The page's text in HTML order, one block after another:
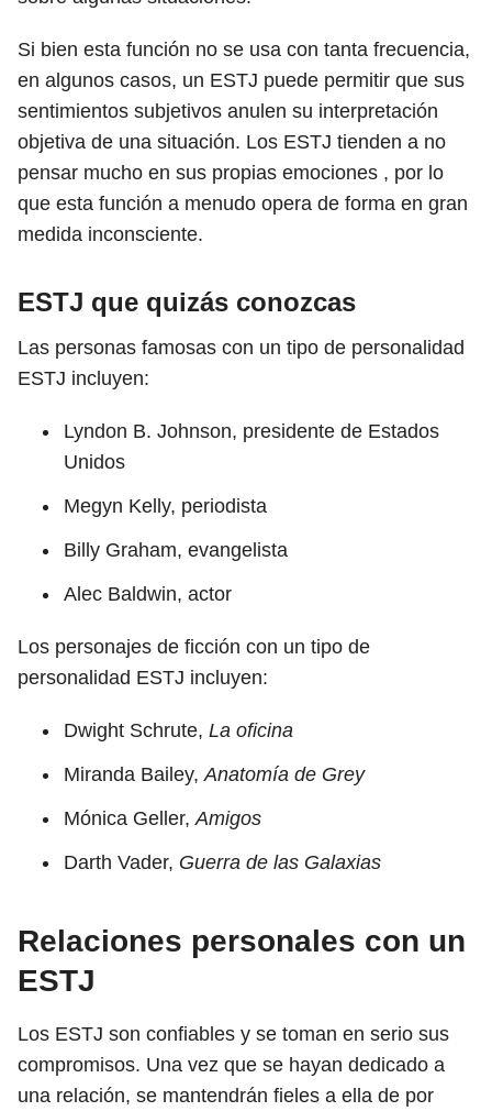
Si bien esta función no se usa con tanta frecuencia,
en algunos casos, un ESTJ puede permitir que sus
sentimientos subjetivos anulen su interpretación
objetiva de una situación. Los ESTJ tienden a no
pensar mucho en sus propias emociones , por lo
que esta función a menudo opera de forma en gran
medida inconsciente.
ESTJ que quizás conozcas
Las personas famosas con un tipo de personalidad
ESTJ incluyen:
Lyndon B. Johnson, presidente de Estados
Unidos
Megyn Kelly, periodista
Billy Graham, evangelista
Alec Baldwin, actor
Los personajes de ficción con un tipo de
personalidad ESTJ incluyen:
Dwight Schrute, La oficina
Miranda Bailey,Anatomía de Grey
Mónica Geller,Amigos
Darth Vader, Guerra de las Galaxias
Relaciones personales con un
ESTJ
Los ESTJ son confiables y se toman en serio sus
compromisos. Una vez que se hayan dedicado a
una relación, se mantendrán fieles a ella de por